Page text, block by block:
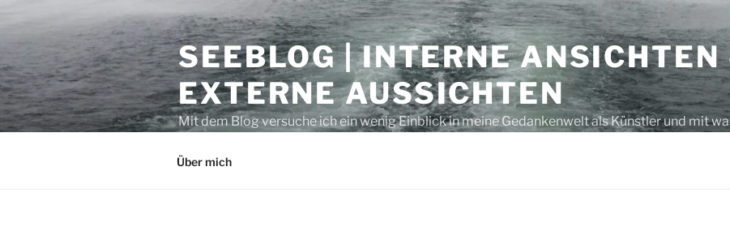
Inhalt
springen
SEEBLOG | INTERNE ANSICHTEN
EXTERNE AUSSICHTEN
Mit dem Blog versuche ich ein wenig Einblick in meine Gedankenwelt als Künstler und mit
Über mich